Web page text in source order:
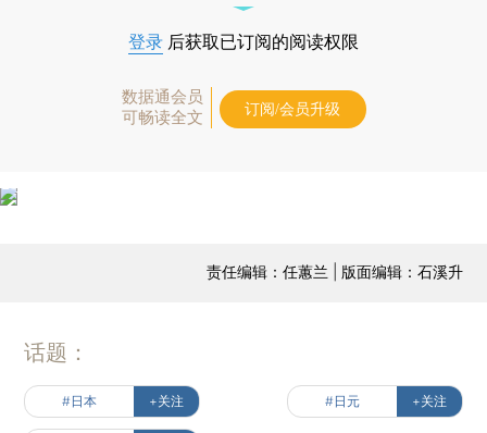
登录 后获取已订阅的阅读权限
数据通会员
可畅读全文
订阅/会员升级
责任编辑：任蕙兰 | 版面编辑：石溪升
话题：
#日本 +关注 #日元 +关注